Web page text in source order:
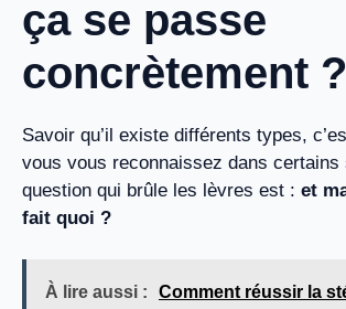
ça se passe
concrètement ?
Savoir qu’il existe différents types,
vous vous reconnaissez dans certains
question qui brûle les lèvres est : et
fait quoi ?
À lire aussi :
Comment réussir la